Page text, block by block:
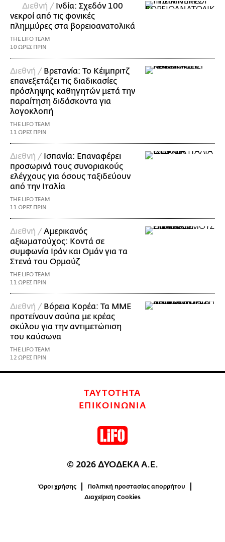
Διεθνή / Ινδία: Σχεδόν 100
νεκροί από τις φονικές
πλημμύρες στα βορειοανατολικά
THE LIFO TEAM
10 ΩΡΕΣ ΠΡΙΝ
Διεθνή / Βρετανία: Το Κέιμπριτζ
επανεξετάζει τις διαδικασίες
πρόσληψης καθηγητών μετά την
παραίτηση διδάσκοντα για
λογοκλοπή
THE LIFO TEAM
11 ΩΡΕΣ ΠΡΙΝ
Διεθνή / Ισπανία: Επαναφέρει
προσωρινά τους συνοριακούς
ελέγχους για όσους ταξιδεύουν
από την Ιταλία
THE LIFO TEAM
11 ΩΡΕΣ ΠΡΙΝ
Διεθνή /Αμερικανός
αξιωματούχος: Κοντά σε
συμφωνία Ιράν και Ομάν για τα
Στενά του Ορμούζ
THE LIFO TEAM
11 ΩΡΕΣ ΠΡΙΝ
Διεθνή / Βόρεια Κορέα: Τα ΜΜΕ
προτείνουν σούπα με κρέας
σκύλου για την αντιμετώπιση
του καύσωνα
THE LIFO TEAM
12 ΩΡΕΣ ΠΡΙΝ
ΤΑΥΤΟΤΗΤΑ
ΕΠΙΚΟΙΝΩΝΙΑ
© 2026 ΔΥΟΔΕΚΑ Α.Ε.
Όροι χρήσης
Πολιτική προστασίας απορρήτου
Διαχείριση Cookies